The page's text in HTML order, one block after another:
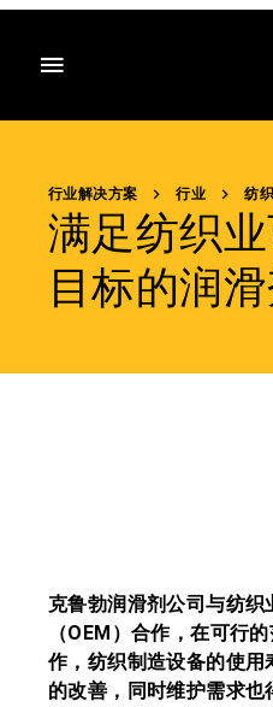
行业解决方案 行业 纺织
满足纺织
目标的润滑
克鲁勃润滑剂公司与纺
（OEM）合作，在可行
作，纺织制造设备的使
的改善，同时维护需求也